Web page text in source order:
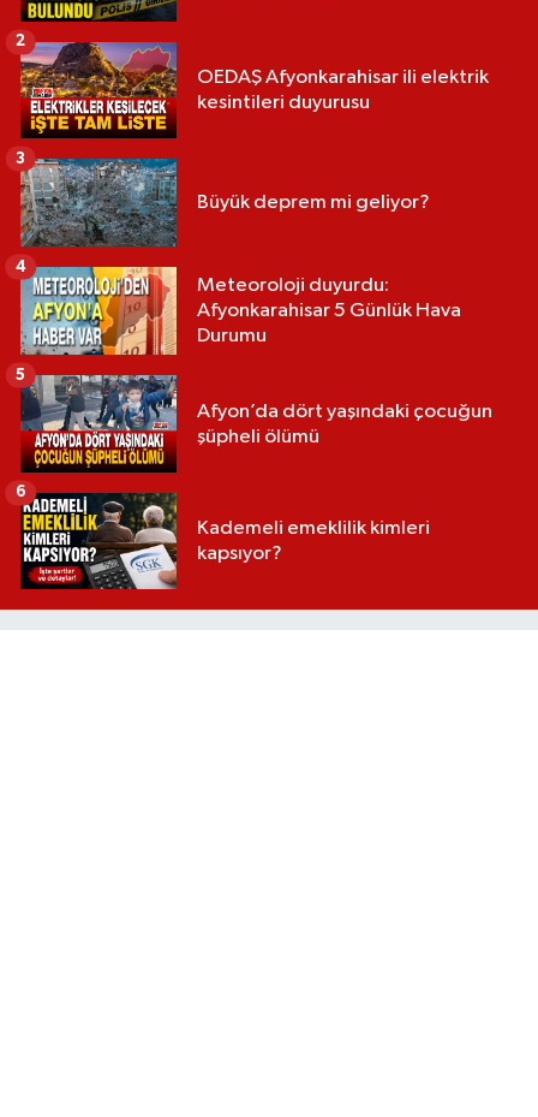
OEDAŞ Afyonkarahisar ili elektrik
kesintileri duyurusu
2
Büyük deprem mi geliyor?
3
Meteoroloji duyurdu:
Afyonkarahisar 5 Günlük Hava
Durumu
4
Afyon’da dört yaşındaki çocuğun
şüpheli ölümü
5
Kademeli emeklilik kimleri
kapsıyor?
6